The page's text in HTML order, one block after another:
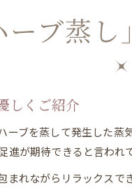
ブ蒸し
しくご紹介
ーブを蒸して発生した
進が期待できると言われ
まれながらリラックス